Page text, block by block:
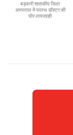
बड़वानी शासकीय जिला
अस्पताल में पदस्थ डॉक्टर की
घोर लापरवाही